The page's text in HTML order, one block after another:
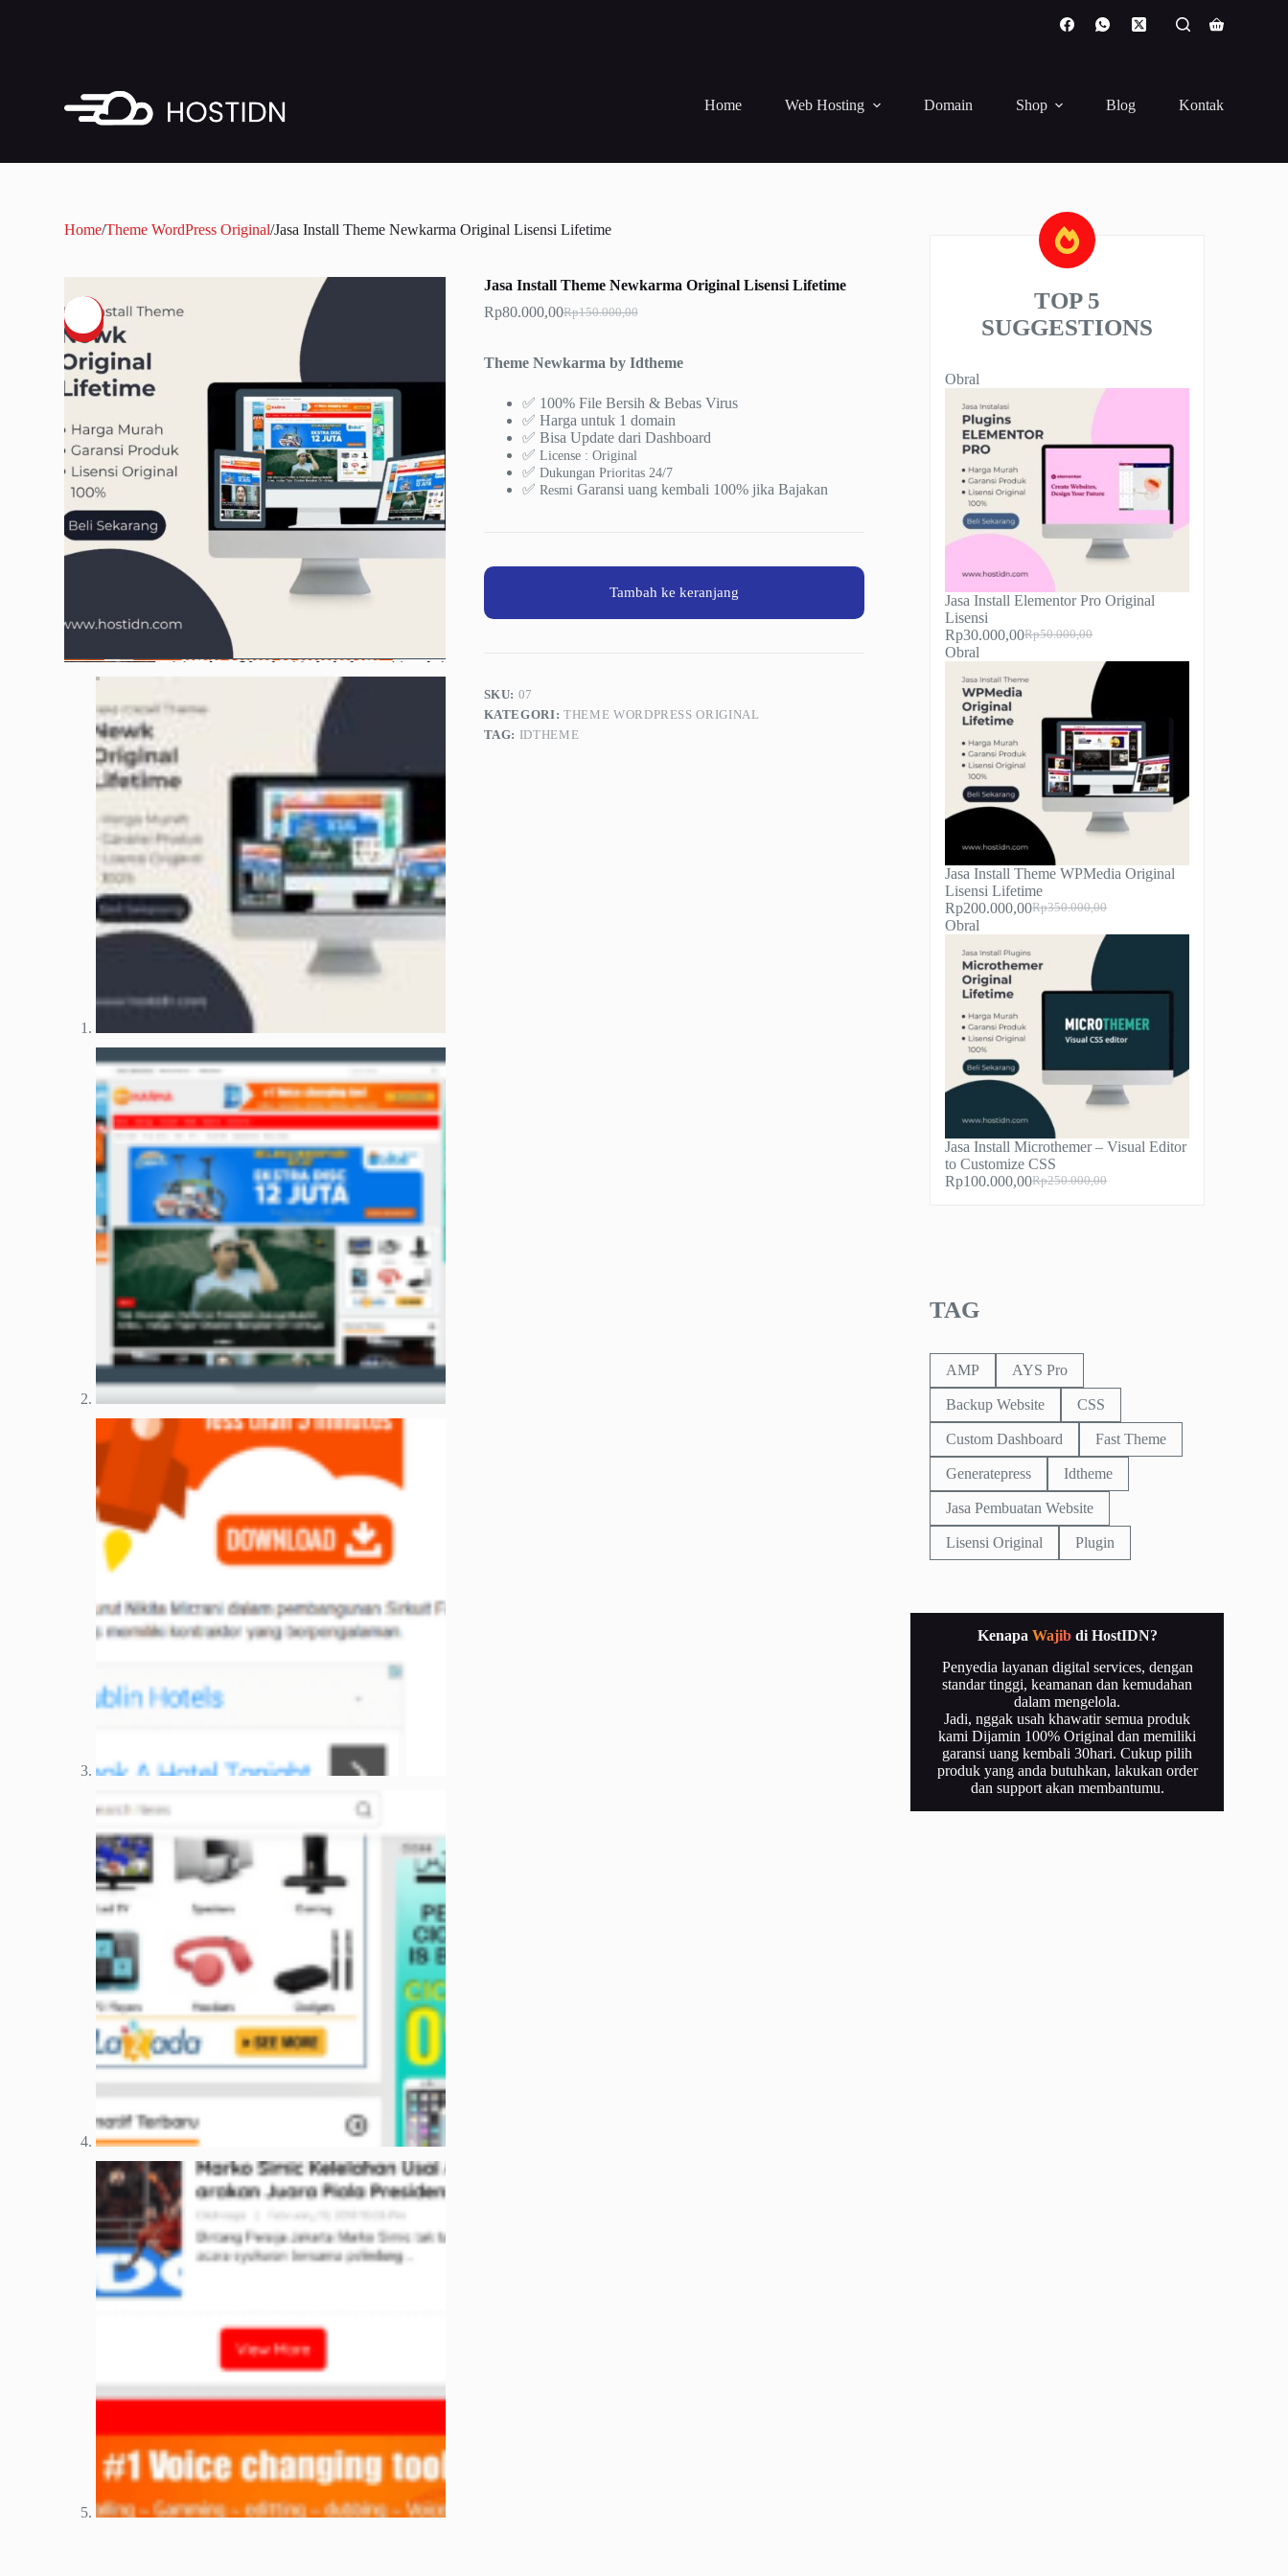
Shopping
Home Web Hosting Domain Shop Blog Kontak
Home/Theme WordPress Original/Jasa Install Theme Newkarma Original Lisensi Lifetime
Jasa Install Theme Newkarma Original Lisensi Lifetime
Rp150.000,00
Harga
adalah:
Rp150.000,00.
Rp80.000,00Harga
ini
adalah:
Theme Newkarma by Idtheme
✅ 100% File Bersih & Bebas Virus
✅ Harga untuk 1 domain
✅ Bisa Update dari Dashboard
✅ License : Original
✅ Dukungan Prioritas 24/7
✅ Resmi Garansi uang kembali 100% jika Bajakan
Tambah ke keranjang
SKU: 07
KATEGORI:THEME WORDPRESS ORIGINAL
TAG: IDTHEME
TOP 5
SUGGESTIONS
Obral
diskon
Jasa Install Elementor Pro Original
Lisensi
Rp50.000,00
Harga
aslinya
adalah:
Rp50.000,00.
Rp30.000,00Harga
saat
ini
adalah:
Rp30.000,00.
Obral
diskon
Jasa Install Theme WPMedia Original
Lisensi Lifetime
Rp350.000,00
Harga
aslinya
adalah:
Rp350.000,00.
Rp200.000,00Harga
saat
ini
adalah:
Rp200.000,00.
Obral
diskon
Jasa Install Microthemer – Visual Editor
to Customize CSS
Rp250.000,00
Harga
Rp100.000,00Harga
TAG
AMP AYS Pro
Backup Website CSS
Custom Dashboard Fast Theme
Generatepress Idtheme
Jasa Pembuatan Website
Lisensi Original Plugin
Kenapa Wajibdi HostIDN?
Penyedia layanan digital services, dengan
standar tinggi, keamanan dan kemudahan
dalam mengelola.
Jadi, nggak usah khawatir semua produk
kami Dijamin 100% Original dan memiliki
garansi uang kembali 30hari. Cukup pilih
produk yang anda butuhkan, lakukan order
dan support akan membantumu.